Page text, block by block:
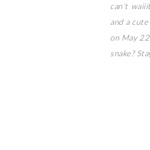
can’t
and a
on May
snake?